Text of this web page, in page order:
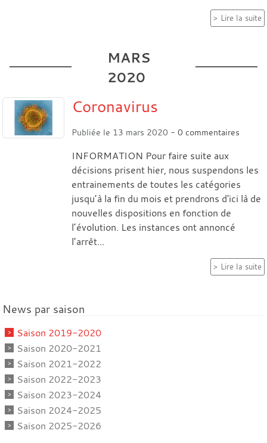
Lire la suite
MARS
2020
Coronavirus
Publiée le 13 mars 2020 - 0 commentaires
INFORMATION Pour faire suite aux
décisions prisent hier, nous suspendons les
entrainements de toutes les catégories
jusqu’à la fin du mois et prendrons d'ici là de
nouvelles dispositions en fonction de
l’évolution. Les instances ont annoncé
l’arrêt...
Lire la suite
News par saison
Saison 2019-2020
Saison 2020-2021
Saison 2021-2022
Saison 2022-2023
Saison 2023-2024
Saison 2024-2025
Saison 2025-2026